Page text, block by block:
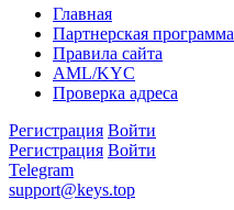
Главная
Партнерская программа
Правила сайта
AML/KYC
Проверка адреса
Регистрация Войти
Регистрация Войти
Telegram
support@keys.top